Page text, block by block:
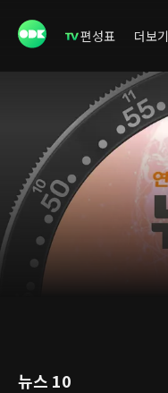
편성표 더보기
뉴스 10